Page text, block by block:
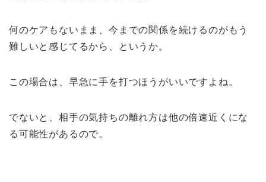
何のケアもないまま、今までの関係を続けるのがもう
難しいと感じてるから、というか。
この場合は、早急に手を打つほうがいいですよね。
でないと、相手の気持ちの離れ方は他の倍速近くにな
る可能性があるので。